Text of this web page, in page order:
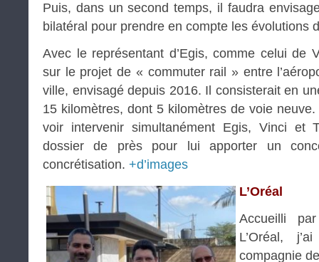
Puis, dans un second temps, il faudra
bilatéral pour prendre en compte les évolutions
Avec le représentant d’Egis, comme celui de
sur le projet de « commuter rail » entre
ville, envisagé depuis 2016. Il consisterait en
15 kilomètres, dont 5 kilomètres de voie
voir intervenir simultanément Egis, Vinci et
dossier de près pour lui apporter un
concrétisation. +d’images
L’Oréal
Accueilli
L’Oréal,
compagnie